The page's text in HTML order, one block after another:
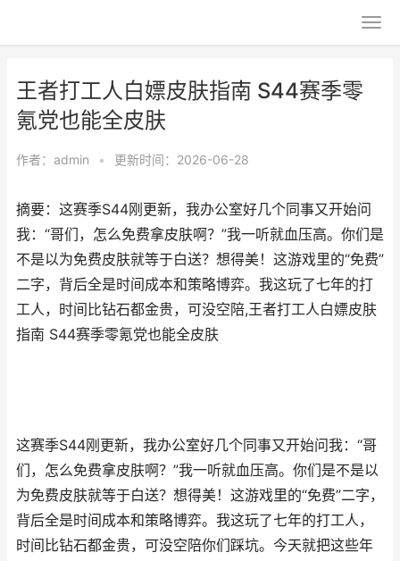
王者打工人白嫖皮肤指南 S44赛季零
氪党也能全皮肤
作者： admin • 更新时间：2026-06-28
摘要：这赛季S44刚更新，我办公室好几个同事又开始问
我：“哥们，怎么免费拿皮肤啊？”我一听就血压高。你们是
不是以为免费皮肤就等于白送？想得美！这游戏里的“免费”
二字，背后全是时间成本和策略博弈。我这玩了七年的打
工人，时间比钻石都金贵，可没空陪,王者打工人白嫖皮肤
指南 S44赛季零氪党也能全皮肤
这赛季S44刚更新，我办公室好几个同事又开始问我：“哥
们，怎么免费拿皮肤啊？”我一听就血压高。你们是不是以
为免费皮肤就等于白送？想得美！这游戏里的“免费”二字，
背后全是时间成本和策略博弈。我这玩了七年的打工人，
时间比钻石都金贵，可没空陪你们踩坑。今天就把这些年